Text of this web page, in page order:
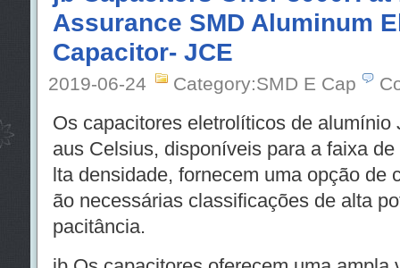
Assurance SMD Aluminum
Capacitor- JCE
2019-06-24 Category:SMD E Cap
Os capacitores eletrolíticos de alumínio
aus Celsius, disponíveis para a faixa
lta densidade, fornecem uma opção de
ão necessárias classificações de alta
pacitância.